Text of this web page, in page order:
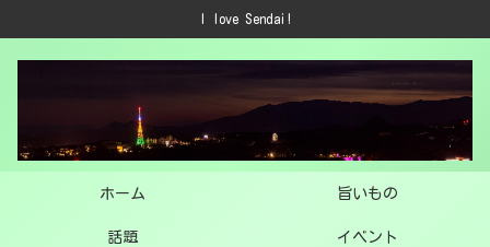
I love Sendai!
ホーム 旨いもの
話題 イベント